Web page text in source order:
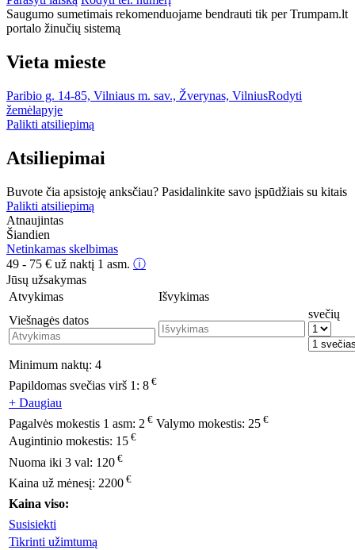
Saugumo sumetimais rekomenduojame bendrauti tik per Trumpam.lt
portalo žinučių sistemą
Vieta mieste
Paribio g. 14-85, Vilniaus m. sav., Žverynas, VilniusRodyti
žemėlapyje
Palikti atsiliepimą
Atsiliepimai
Buvote čia apsistoję anksčiau? Pasidalinkite savo įspūdžiais su kitais
Palikti atsiliepimą
Atnaujintas
Šiandien
Netinkamas skelbimas
49 - 75 € už naktį 1 asm. ⓘ
Jūsų užsakymas
Atvykimas
Išvykimas
Viešnagės datos
svečių
Minimum naktų: 4
Papildomas svečias virš 1: 8 €
+ Daugiau
Pagalvės mokestis 1 asm: 2 € Valymo mokestis: 25 €
Augintinio mokestis: 15 €
Nuoma iki 3 val: 120 €
Kaina už mėnesį: 2200 €
Kaina viso:
Susisiekti
Tikrinti užimtumą